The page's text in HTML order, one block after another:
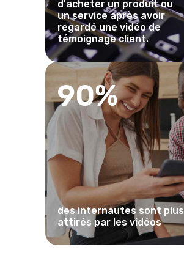
d'acheter un produit ou
un service après avoir
regardé une vidéo de
témoignage client.
90%
des internautes sont plus
attirés par les vidéos